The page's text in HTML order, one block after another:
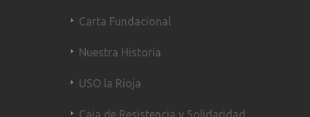
Carta Fundacional
Nuestra Historia
USO la Rioja
Caja de Resistencia y Solidaridad